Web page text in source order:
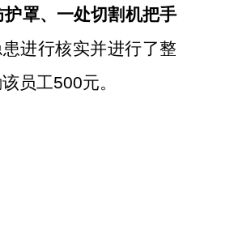
罩、一处切割机把手
患进行核实并进行了整
员工500元。